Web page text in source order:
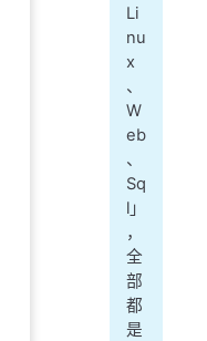
Li
nu
x
、
W
eb
、
Sq
l」
，
全
部
都
是